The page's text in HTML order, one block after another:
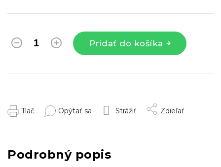
Pridať do košíka
Tlač Opýtať sa Strážiť Zdieľať
Podrobný popis